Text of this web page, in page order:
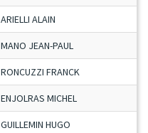
ARIELLI ALAIN
MANO JEAN-PAUL
RONCUZZI FRANCK
ENJOLRAS MICHEL
GUILLEMIN HUGO